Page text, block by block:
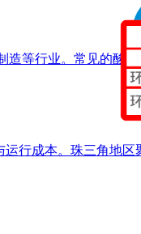
等行业。常见的酸性
行成本。珠三角地区